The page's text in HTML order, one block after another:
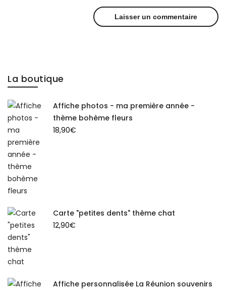
La boutique
Affiche photos - ma première année -
thème bohème fleurs
18,90€
Carte "petites dents" thème chat
12,90€
Affiche personnalisée La Réunion souvenirs